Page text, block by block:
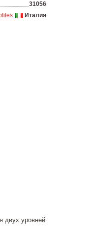
31056
Италия
двух уровней